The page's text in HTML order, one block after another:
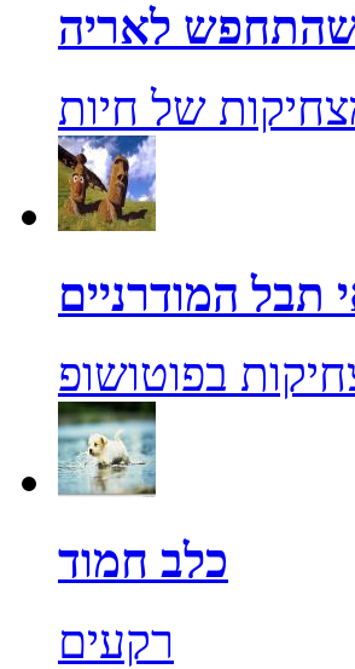
לאריה
של חיות
תבל המודרניים
בפוטושופ
כלב חמוד
רקעים